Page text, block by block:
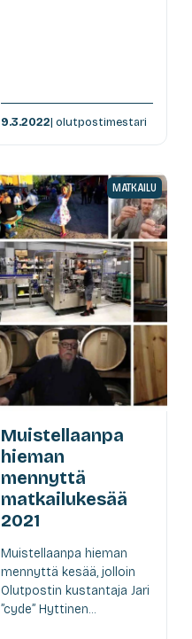
9.3.2022| olutpostimestari
MATKAILU
Muistellaanpa
hieman
mennyttä
matkailukesää
2021
Muistellaanpa hieman
mennyttä kesää, jolloin
Olutpostin kustantaja Jari
”cyde” Hyttinen...